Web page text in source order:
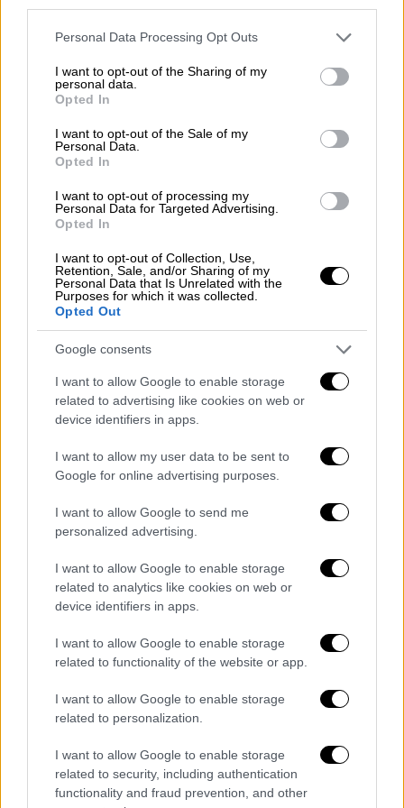
Please note that this website/app uses one or more Google
not limited to your visit or usage behaviour. You may click to
grant or deny consent to Google and its third-party tags to
use your data for below specified purposes in below Google
consent section.
Personal Data Processing Opt Outs
I want to opt-out of the Sharing of my
personal data.
Opted In
I want to opt-out of the Sale of my
Personal Data.
Opted In
I want to opt-out of processing my
Personal Data for Targeted Advertising.
Opted In
I want to opt-out of Collection, Use,
Retention, Sale, and/or Sharing of my
Personal Data that Is Unrelated with the
Purposes for which it was collected.
Opted Out
Google consents
I want to allow Google to enable storage
related to advertising like cookies on web or
device identifiers in apps.
I want to allow my user data to be sent to
Google for online advertising purposes.
I want to allow Google to send me
personalized advertising.
I want to allow Google to enable storage
related to analytics like cookies on web or
device identifiers in apps.
I want to allow Google to enable storage
related to functionality of the website or app.
I want to allow Google to enable storage
related to personalization.
I want to allow Google to enable storage
related to security, including authentication
functionality and fraud prevention, and other
πλευράς των οικογενειών, των τραυματιών,
αλλά και του ελληνικού δημοσίου και των
κάνω κάποιες βασικές παρατηρήσεις.
Πρώτον, είναι ύβρις οι κατηγορούμενοι στην
παράσταση των συγγενών, των οικογενειών
των θυμάτων, των επιζώντων και των
επιζωσών. Είναι ύβρις να προσπαθούν να
πετάξουν έξω από τη διαδικασία αυτούς που
διαδικασία. Δεύτερον, ως προς την
παράσταση του ελληνικού δημοσίου έχουμε
κι εμείς αντιρρήσεις, διότι πρόκειται για
παράσταση ψευδεπίγραφη. Το ελληνικό
δημόσιο στην πραγματικότητα
υπερασπίζεται τους κατηγορούμενους με
παντίους τρόπους, ακόμη και με συνηγόρους
που αμείβονται από το ελληνικό δημόσιο.
video
ελληνικό δημόσιο, δια του κυρίου
Κυρανάκη , εμφανίζεται στην υπόθεση αυτή
κατηγορούμενους, 3 σταθμάρχες και τον
επόπτη τους. Δηλαδή, ουσιαστικά, αθωώνει